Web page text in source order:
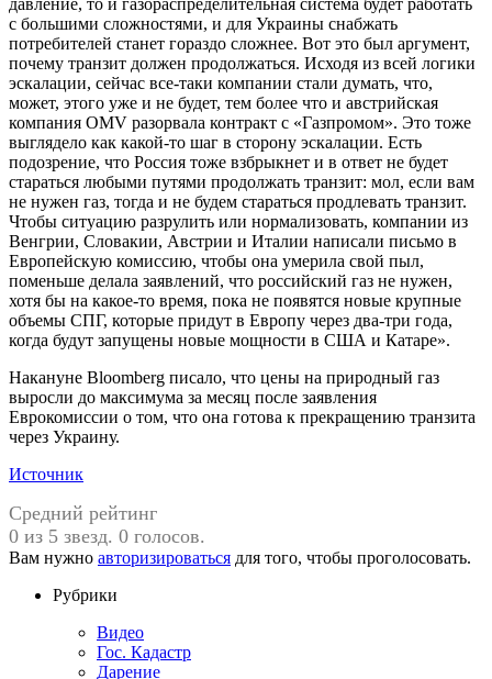
с большими сложностями, и для Украины снабжать
потребителей станет гораздо сложнее. Вот это был аргумент,
почему транзит должен продолжаться. Исходя из всей логики
эскалации, сейчас все-таки компании стали думать, что,
может, этого уже и не будет, тем более что и австрийская
компания OMV разорвала контракт с «Газпромом». Это тоже
выглядело как какой-то шаг в сторону эскалации. Есть
подозрение, что Россия тоже взбрыкнет и в ответ не будет
стараться любыми путями продолжать транзит: мол, если вам
не нужен газ, тогда и не будем стараться продлевать транзит.
Чтобы ситуацию разрулить или нормализовать, компании из
Венгрии, Словакии, Австрии и Италии написали письмо в
Европейскую комиссию, чтобы она умерила свой пыл,
поменьше делала заявлений, что российский газ не нужен,
хотя бы на какое-то время, пока не появятся новые крупные
объемы СПГ, которые придут в Европу через два-три года,
когда будут запущены новые мощности в США и Катаре».
Накануне Bloomberg писало, что цены на природный газ
выросли до максимума за месяц после заявления
Еврокомиссии о том, что она готова к прекращению транзита
через Украину.
Источник
Средний рейтинг
0 из 5 звезд. 0 голосов.
Вам нужно авторизироваться для того, чтобы проголосовать.
Рубрики
Видео
Гос. Кадастр
Дарение